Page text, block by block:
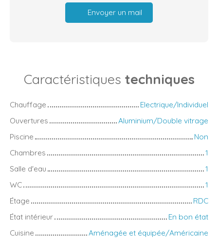
Envoyer un mail
Caractéristiques techniques
Chauffage
Electrique/Individuel
Ouvertures
Aluminium/Double vitrage
Piscine
Non
Chambres
1
Salle d'eau
1
WC
1
Étage
RDC
État intérieur
En bon état
Cuisine
Aménagée et équipée/Américaine